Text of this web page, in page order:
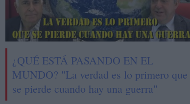
¿QUÉ ESTÁ PASANDO EN EL
MUNDO? "La verdad es lo primero que
se pierde cuando hay una guerra"